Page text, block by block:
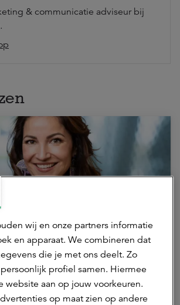
& communicatie adviseur bij
nieuwe asset
bij a.s.r. real assets
wij en onze partners informatie
en apparaat. We combineren dat
die je met ons deelt. Zo
profiel samen. Hiermee
website aan op jouw voorkeuren.
op maat zien op andere